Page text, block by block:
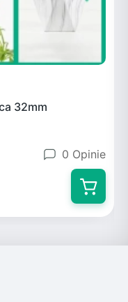
32mm
0 Opinie